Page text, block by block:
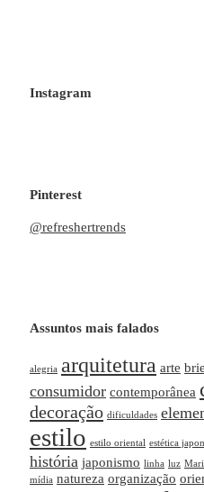
Instagram
Pinterest
@refreshertrends
Assuntos mais falados
alegria arquitetura arte
consumidor contemporânea
decoração dificuldades
estilo estilo oriental estética
história japonismo linha luz
mídia natureza organização